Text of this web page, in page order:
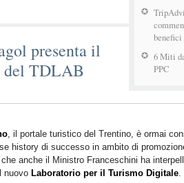
6 Miti
PPC
presenta il
del TDLAB
, il portale turistico del Trentino, è ormai
history di successo in ambito di
anche il Ministro Franceschini ha
nuovo Laboratorio per il Turismo Digitale.